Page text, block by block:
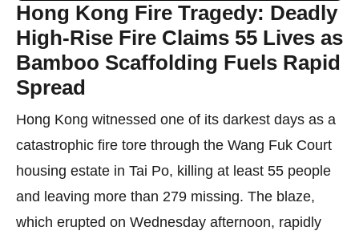
Hong Kong Fire Tragedy: Deadly
High-Rise Fire Claims 55 Lives as
Bamboo Scaffolding Fuels Rapid
Spread
Hong Kong witnessed one of its darkest days as a
catastrophic fire tore through the Wang Fuk Court
housing estate in Tai Po, killing at least 55 people
and leaving more than 279 missing. The blaze,
which erupted on Wednesday afternoon, rapidly